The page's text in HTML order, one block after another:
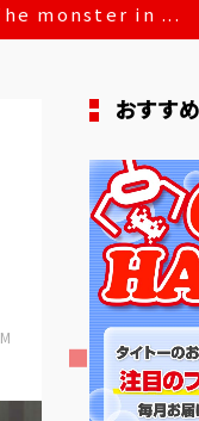
monster in ...
おすす